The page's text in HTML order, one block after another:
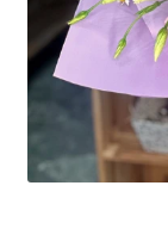
Contact
Corporate gifts
Craft